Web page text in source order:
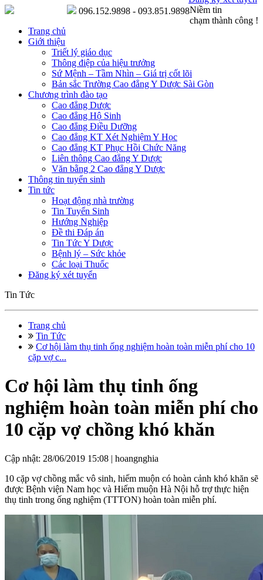
Niềm tin
chạm thành công !
096.152.9898 - 093.851.9898
Trang chủ
Giới thiệu
Triết lý giáo dục
Thông điệp của hiệu trưởng
Sứ Mệnh – Tầm Nhìn – Giá trị cốt lõi
Bản sắc Trường Cao đẳng Y Dược Sài Gòn
Chương trình đào tạo
Cao đẳng Dược
Cao đẳng Hộ Sinh
Cao đẳng Điều Dưỡng
Cao đẳng KT Xét Nghiệm Y Học
Cao đẳng KT Phục Hồi Chức Năng
Liên thông Cao đẳng Y Dược
Văn bằng 2 Cao đẳng Y Dược
Thông tin tuyển sinh
Tin tức
Hoạt động nhà trường
Tin Tuyển Sinh
Hướng Nghiệp
Đề thi Đáp án
Tin Tức Y Dược
Bệnh lý – Sức khỏe
Các loại Thuốc
Đăng ký xét tuyển
Tin Tức
Trang chủ
Tin Tức
Cơ hội làm thụ tinh ống nghiệm hoàn toàn miễn phí cho 10
cặp vợ c...
Cơ hội làm thụ tinh ống
nghiệm hoàn toàn miễn phí cho
10 cặp vợ chồng khó khăn
Cập nhật: 28/06/2019 15:08 | hoangnghia
10 cặp vợ chồng mắc vô sinh, hiếm muộn có hoàn cảnh khó khăn sẽ
được Bệnh viện Nam học và Hiếm muộn Hà Nội hỗ trợ thực hiện
thụ tinh trong ống nghiệm (TTTON) hoàn toàn miễn phí.